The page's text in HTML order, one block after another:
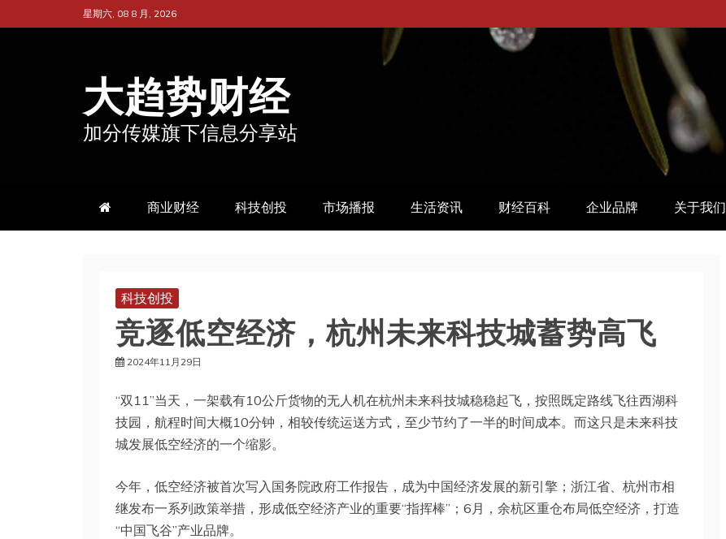
至
星期六, 08 8 月, 2026
大趋势财经
加分传媒旗下信息分享站
商业财经 科技创投 市场播报 生活资讯 财经百科 企业品牌 关于我们
科技创投
竞逐低空经济，杭州未来科技城蓄势高飞
2024年11月29日
“双11”当天，一架载有10公斤货物的无人机在杭州未来科技城稳稳起飞，按照既定路线飞往西湖科
技园，航程时间大概10分钟，相较传统运送方式，至少节约了一半的时间成本。而这只是未来科技
城发展低空经济的一个缩影。
今年，低空经济被首次写入国务院政府工作报告，成为中国经济发展的新引擎；浙江省、杭州市相
继发布一系列政策举措，形成低空经济产业的重要“指挥棒”；6月，余杭区重仓布局低空经济，打造
“中国飞谷”产业品牌。